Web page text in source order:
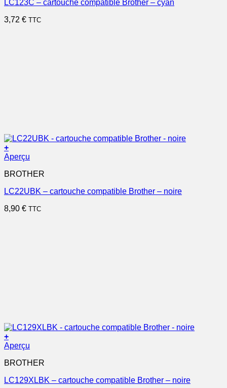
LC123C – cartouche compatible Brother – cyan
3,72 € TTC
+
Aperçu
BROTHER
LC22UBK – cartouche compatible Brother – noire
8,90 € TTC
+
Aperçu
BROTHER
LC129XLBK – cartouche compatible Brother – noire